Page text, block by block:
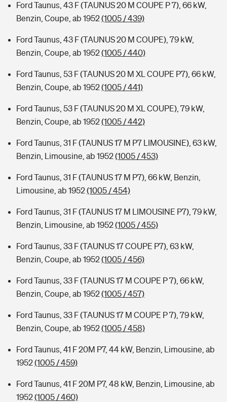
Ford Taunus, 43 F (TAUNUS 20 M COUPE P 7), 66 kW,
Benzin, Coupe, ab 1952(1005 / 439)
Ford Taunus, 43 F (TAUNUS 20 M COUPE), 79 kW,
Benzin, Coupe, ab 1952(1005 / 440)
Ford Taunus, 53 F (TAUNUS 20 M XL COUPE P7), 66 kW,
Benzin, Coupe, ab 1952(1005 / 441)
Ford Taunus, 53 F (TAUNUS 20 M XL COUPE), 79 kW,
Benzin, Coupe, ab 1952(1005 / 442)
Ford Taunus, 31 F (TAUNUS 17 M P7 LIMOUSINE), 63 kW,
Benzin, Limousine, ab 1952(1005 / 453)
Ford Taunus, 31 F (TAUNUS 17 M P7), 66 kW, Benzin,
Limousine, ab 1952(1005 / 454)
Ford Taunus, 31 F (TAUNUS 17 M LIMOUSINE P7), 79 kW,
Benzin, Limousine, ab 1952(1005 / 455)
Ford Taunus, 33 F (TAUNUS 17 COUPE P7), 63 kW,
Benzin, Coupe, ab 1952(1005 / 456)
Ford Taunus, 33 F (TAUNUS 17 M COUPE P 7), 66 kW,
Benzin, Coupe, ab 1952(1005 / 457)
Ford Taunus, 33 F (TAUNUS 17 M COUPE P 7), 79 kW,
Benzin, Coupe, ab 1952(1005 / 458)
Ford Taunus, 41 F 20M P7, 44 kW, Benzin, Limousine, ab
1952(1005 / 459)
Ford Taunus, 41 F 20M P7, 48 kW, Benzin, Limousine, ab
1952(1005 / 460)